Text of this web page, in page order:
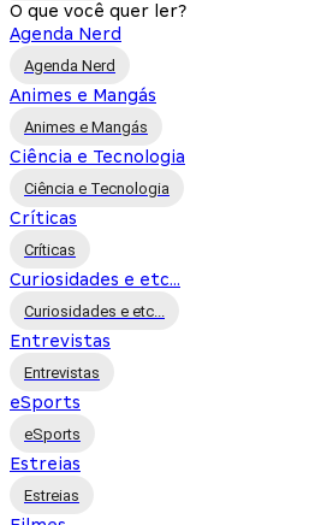
O que você quer ler?
Agenda Nerd
Agenda Nerd
Animes e Mangás
Animes e Mangás
Ciência e Tecnologia
Ciência e Tecnologia
Críticas
Críticas
Curiosidades e etc...
Curiosidades e etc...
Entrevistas
Entrevistas
eSports
eSports
Estreias
Estreias